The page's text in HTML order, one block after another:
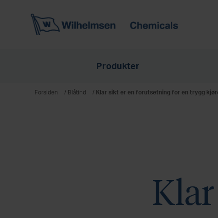
Produkter
Forsiden / Blåtind / Klar sikt er en forutsetning for en trygg